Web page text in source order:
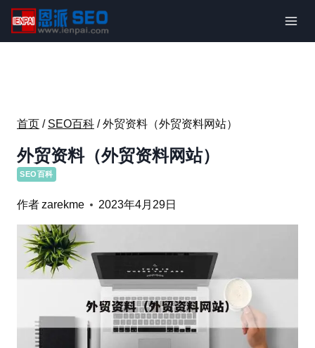
内
首页 / SEO百科 / 外贸资料（外贸资料网站）
外贸资料（外贸资料网站）
SEO百科
作者zarekme 2023年4月29日